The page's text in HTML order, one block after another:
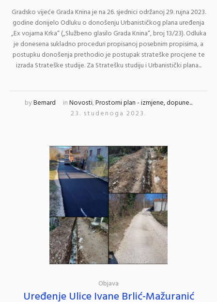
Gradsko vijeće Grada Knina je na 26. sjednici održanoj 29. rujna 2023.
godine donijelo Odluku o donošenju Urbanističkog plana uređenja
„Ex vojarna Krka“ („Službeno glasilo Grada Knina“, broj 13/23). Odluka
je donesena sukladno proceduri propisanoj posebnim propisima, a
postupku donošenja prethodio je postupak strateške procjene te
izrada Strateške studije. Za Stratešku studiju i Urbanistički plana...
byBernard inNovosti,Prostorni plan - izmjene, dopune...
23. studenoga 2023.
Objava
Uređenje Ulice Ivane Brlić-Mažuranić